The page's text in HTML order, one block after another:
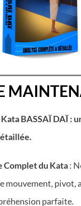
BASSAÏ DAÏ :
Complet du Kata:
mouvement, pivot,
parfaite.